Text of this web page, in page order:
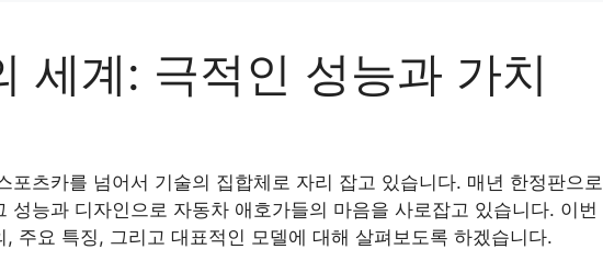
세계: 극적인 성능과 가치
포츠카를 넘어서 기술의 집합체로 자리 잡고 있습니다. 매년 한정판으로
성능과 디자인으로 자동차 애호가들의 마음을 사로잡고 있습니다. 이번
주요 특징, 그리고 대표적인 모델에 대해 살펴보도록 하겠습니다.